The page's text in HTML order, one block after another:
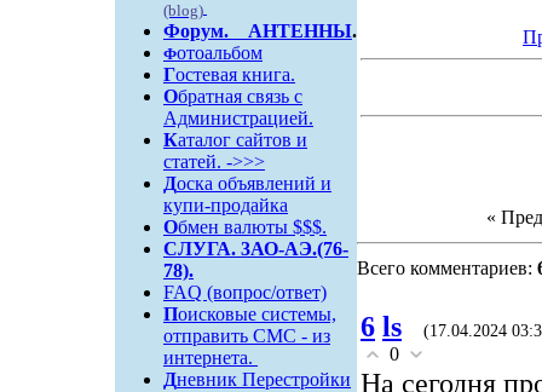
(blog)
Форум. АНТЕННЫ.
Фотоальбом
Гостевая книга.
Обратная связь c
Администрацией.
Каталог сайтов и
статей. ->>>
Доска объявлений и
купи-продайка
Обмен валюты $$$.
СЛУГА. 3АО-АЭ.(76-
78).
FAQ (вопрос/ответ)
Поисковые системы,
отправить СМС - из
интернета.
Дневник Перестройки
«
Всего комментариев:
6 ls (17.04.2024
0
На сегодня